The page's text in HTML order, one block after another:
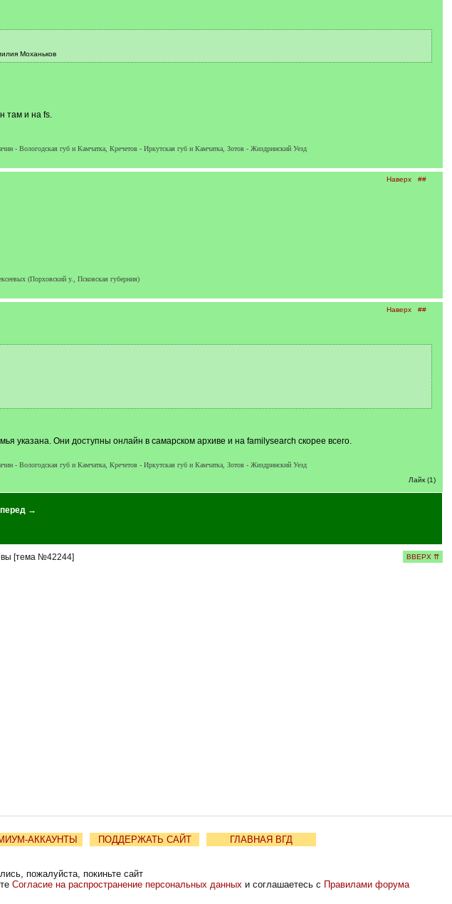
Моханьков
там и на fs.
- Вологодская губ и Камчатка, Кречетов - Иркутская губ и Камчатка, Зотов - Жиздринский Уезд
Наверх ##
(Порховский у., Псковская губерния)
Наверх ##
указана. Они доступны онлайн в самарском архиве и на familysearch скорее всего.
- Вологодская губ и Камчатка, Кречетов - Иркутская губ и Камчатка, Зотов - Жиздринский Уезд
Лайк (1)
→
[тема №42244] ВВЕРХ ⇈
АККАУНТЫ ПОДДЕРЖАТЬ САЙТ
ГЛАВНАЯ ВГД
пожалуйста, покиньте сайт
Согласие на распространение персональных данных и соглашаетесь с Правилами форума